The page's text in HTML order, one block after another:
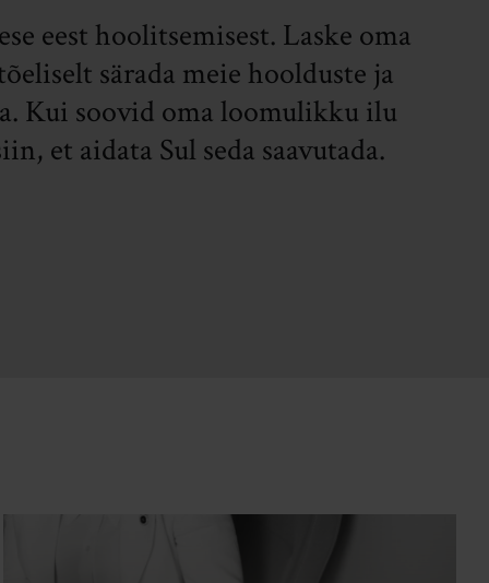
eest hoolitsemisest. Laske oma
särada meie hoolduste ja
Kui soovid oma loomulikku ilu
et aidata Sul seda saavutada.